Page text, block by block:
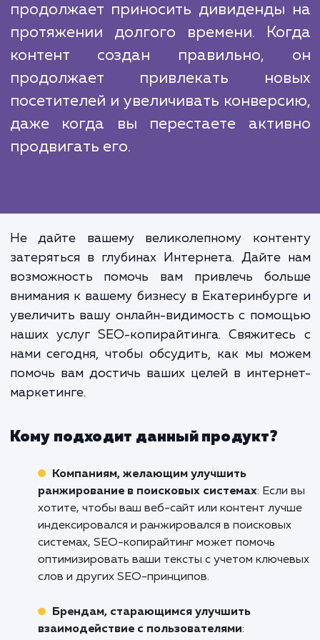
вашего бренда. Ваш контент
просто информативным, но и
ваших посетителей. Кроме того,
постоянно публикуете качественный
ваш сайт привлекает больше
увеличивает свою видимость в
системах.
SEO-копирайтинг - это
ваш онлайн-бизнес,
продолжает приносить
протяжении долгого времени.
контент создан правильно,
продолжает привлекать
посетителей и увеличивать
продвигать его.
Не дайте вашему великолепному
затеряться в глубинах Интернета. Дайте
внимания к вашему бизнесу в
увеличить вашу онлайн-видимость с